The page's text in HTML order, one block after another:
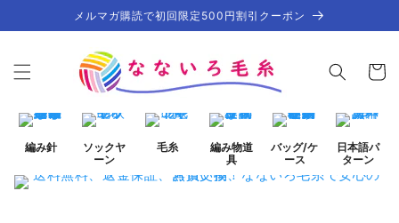
進む
メルマガ購読で初回限定500円割引クーポン
ー
編み針
ソックヤ
ーン
毛糸
編み物道
具
バッグ/ケ
ース
日本語パ
ターン